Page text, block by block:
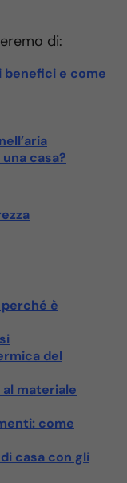
di:
benefici e come
casa?
è
del
materiale
come
casa con gli